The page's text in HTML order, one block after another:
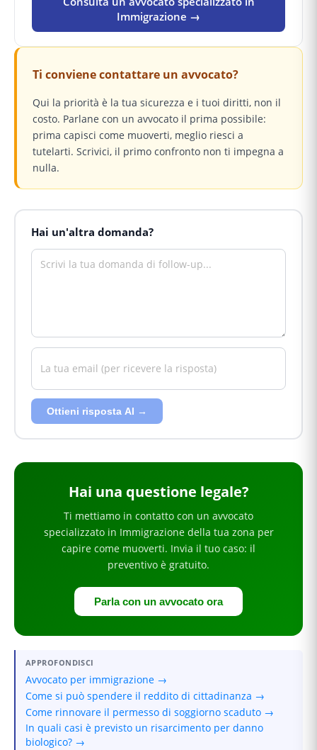
Immigrazione →
Ti conviene contattare un avvocato?
Qui la priorità è la tua sicurezza e i tuoi diritti, non il
costo. Parlane con un avvocato il prima possibile:
prima capisci come muoverti, meglio riesci a
tutelarti. Scrivici, il primo confronto non ti impegna a
nulla.
Hai un'altra domanda?
Ottieni risposta AI →
Hai una questione legale?
Ti mettiamo in contatto con un avvocato
specializzato in Immigrazionedella tua zona per
capire come muoverti. Invia il tuo caso: il
preventivo è gratuito.
Parla con un avvocato ora
APPROFONDISCI
Avvocato per immigrazione →
Come si può spendere il reddito di cittadinanza →
Come rinnovare il permesso di soggiorno scaduto →
In quali casi è previsto un risarcimento per danno
biologico? →